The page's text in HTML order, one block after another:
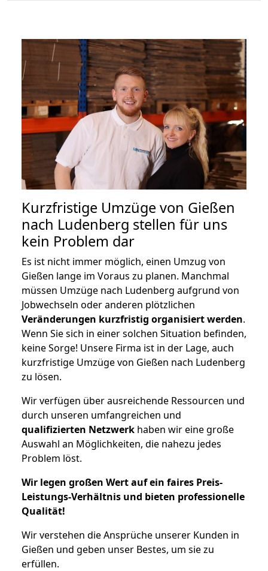
Kurzfristige Umzüge von Gießen
nach Ludenberg stellen für uns
kein Problem dar
Es ist nicht immer möglich, einen Umzug von
Gießen lange im Voraus zu planen. Manchmal
müssen Umzüge nach Ludenberg aufgrund von
Jobwechseln oder anderen plötzlichen
Veränderungen kurzfristig organisiert werden.
Wenn Sie sich in einer solchen Situation befinden,
keine Sorge! Unsere Firma ist in der Lage, auch
kurzfristige Umzüge von Gießen nach Ludenberg
zu lösen.
Wir verfügen über ausreichende Ressourcen und
durch unseren umfangreichen und
qualifizierten Netzwerk haben wir eine große
Auswahl an Möglichkeiten, die nahezu jedes
Problem löst.
Wir legen großen Wert auf ein faires Preis-
Leistungs-Verhältnis und bieten professionelle
Qualität!
Wir verstehen die Ansprüche unserer Kunden in
Gießen und geben unser Bestes, um sie zu
erfüllen.